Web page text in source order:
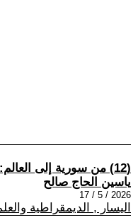
(12) من سورية إلى العالم: التمثل وحدوده
ياسين الحاج صالح
2026 / 5 / 17
اليسار , الديمقراطية